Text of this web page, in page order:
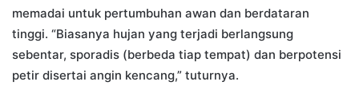
memadai untuk pertumbuhan awan dan berdataran
tinggi. “Biasanya hujan yang terjadi berlangsung
sebentar, sporadis (berbeda tiap tempat) dan berpotensi
petir disertai angin kencang,” tuturnya.